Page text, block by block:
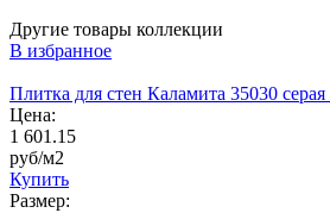
Другие товары коллекции
В избранное
Плитка для стен Каламита 35030 серая
Цена:
1 601.15
руб/м2
Купить
Размер: